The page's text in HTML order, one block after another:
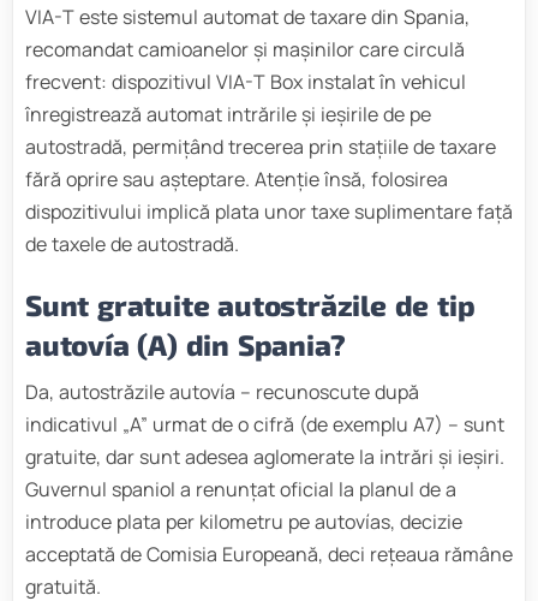
VIA-T este sistemul automat de taxare din Spania,
recomandat camioanelor și mașinilor care circulă
frecvent: dispozitivul VIA-T Box instalat în vehicul
înregistrează automat intrările și ieșirile de pe
autostradă, permițând trecerea prin stațiile de taxare
fără oprire sau așteptare. Atenție însă, folosirea
dispozitivului implică plata unor taxe suplimentare față
de taxele de autostradă.
Sunt gratuite autostrăzile de tip
autovía (A) din Spania?
Da, autostrăzile autovía – recunoscute după
indicativul „A” urmat de o cifră (de exemplu A7) – sunt
gratuite, dar sunt adesea aglomerate la intrări și ieșiri.
Guvernul spaniol a renunțat oficial la planul de a
introduce plata per kilometru pe autovías, decizie
acceptată de Comisia Europeană, deci rețeaua rămâne
gratuită.